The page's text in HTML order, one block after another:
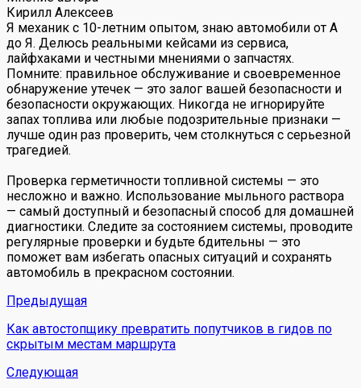
Кирилл Алексеев
Я механик с 10-летним опытом, знаю автомобили от А
до Я. Делюсь реальными кейсами из сервиса,
лайфхаками и честными мнениями о запчастях.
Помните: правильное обслуживание и своевременное
обнаружение утечек — это залог вашей безопасности и
безопасности окружающих. Никогда не игнорируйте
запах топлива или любые подозрительные признаки —
лучше один раз проверить, чем столкнуться с серьезной
трагедией.
Проверка герметичности топливной системы — это
несложно и важно. Использование мыльного раствора
— самый доступный и безопасный способ для домашней
диагностики. Следите за состоянием системы, проводите
регулярные проверки и будьте бдительны — это
поможет вам избегать опасных ситуаций и сохранять
автомобиль в прекрасном состоянии.
Предыдущая
Как автостопщику превратить попутчиков в гидов по
скрытым местам маршрута
Следующая